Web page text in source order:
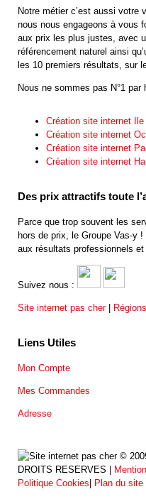
Notre métier c’est aussi votre
nous nous engageons à vous
aux prix les plus justes, avec
référencement naturel ainsi
les 10 premiers résultats, sur
Nous ne sommes pas N°1 par
Création site internet
Création site internet
Création site internet
Création site internet
Des prix attractifs toute
Parce que trop souvent les
hors de prix, le Groupe Vas-y
aux résultats professionnels
Suivez nous :
Site internet pas cher| Régions
Liens Utiles
Mon Compte
Mes Commandes
Adresse
©
DROITS RESERVES |
Politique Cookies
Plan du site